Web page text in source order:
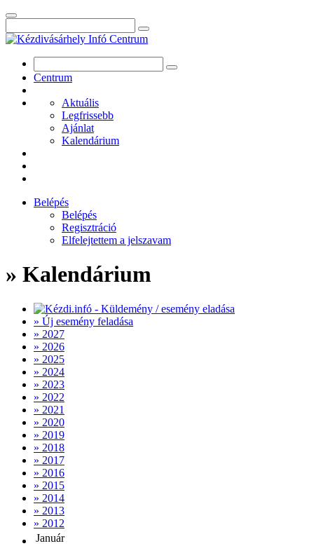
Centrum
Aktuális
Legfrissebb
Ajánlat
Kalendárium
Belépés
Belépés
Regisztráció
Elfelejtettem a jelszavam
» Kalendárium
» Új esemény feladása
» 2027
» 2026
» 2025
» 2024
» 2023
» 2022
» 2021
» 2020
» 2019
» 2018
» 2017
» 2016
» 2015
» 2014
» 2013
» 2012
Január